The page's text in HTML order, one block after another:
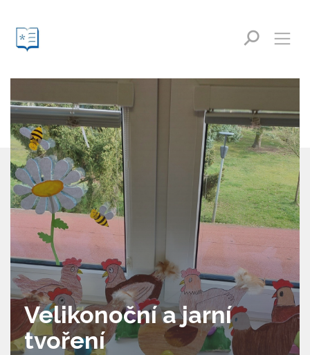
Velikonoční a jarní
tvoření